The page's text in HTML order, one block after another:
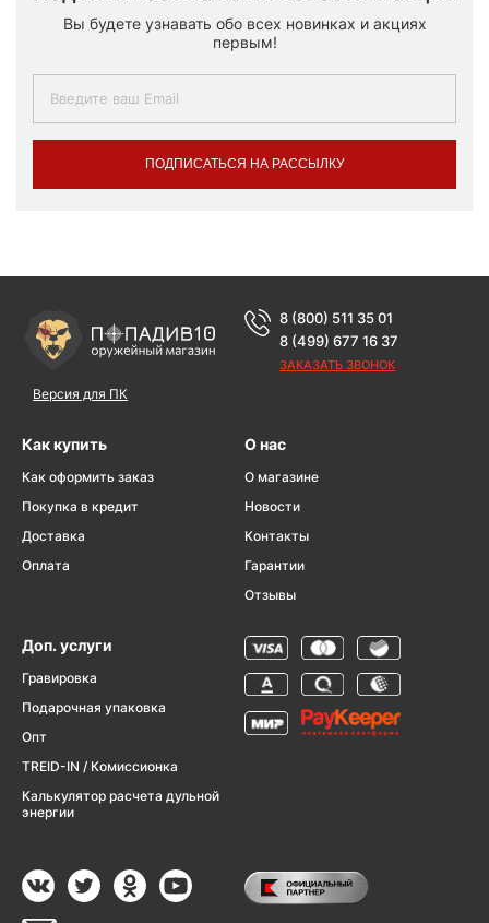
Вы будете узнавать обо всех новинках и акциях
первым!
ПОДПИСАТЬСЯ НА РАССЫЛКУ
Версия для ПК
8 (800) 511 35 01
8 (499) 677 16 37
ЗАКАЗАТЬ ЗВОНОК
Как купить
Как оформить заказ
Покупка в кредит
Доставка
Оплата
О нас
О магазине
Новости
Контакты
Гарантии
Отзывы
Доп. услуги
Гравировка
Подарочная упаковка
Опт
TREID-IN / Комиссионка
Калькулятор расчета дульной
энергии